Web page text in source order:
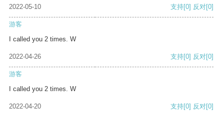
2022-05-10 支持[0] 反对[0]
游客
I called you 2 times. W
2022-04-26 支持[0] 反对[0]
游客
I called you 2 times. W
2022-04-20 支持[0] 反对[0]